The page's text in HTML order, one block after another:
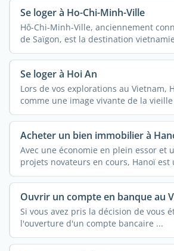
Se loger à Ho-Chi-Minh-Ville
Hô-Chi-Minh-Ville, anciennement
de Saïgon, est la destination
Se loger à Hoi An
Lors de vos explorations au Vietnam,
comme une image vivante de la
Acheter un bien immobilier à
Avec une économie en plein essor et
projets novateurs en cours, Hanoï est
Ouvrir un compte en banque au
Si vous avez pris la décision de vous
l'ouverture d'un compte bancaire ...